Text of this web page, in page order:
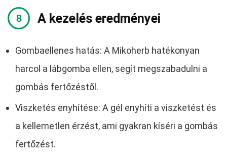
A kezelés eredményei
Gombaellenes hatás: A Mikoherb hatékonyan
harcol a lábgomba ellen, segít megszabadulni a
gombás fertőzéstől.
Viszketés enyhítése: A gél enyhíti a viszketést és
a kellemetlen érzést, ami gyakran kíséri a gombás
fertőzést.